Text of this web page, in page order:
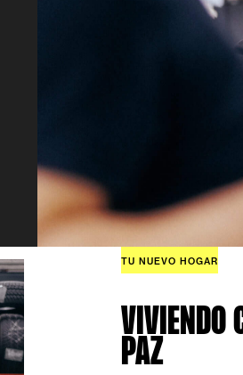
TU NUEVO HOGAR
VIVIENDO
PAZ